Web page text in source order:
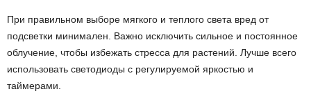
При правильном выборе мягкого и теплого света вред от
подсветки минимален. Важно исключить сильное и постоянное
облучение, чтобы избежать стресса для растений. Лучше всего
использовать светодиоды с регулируемой яркостью и
таймерами.